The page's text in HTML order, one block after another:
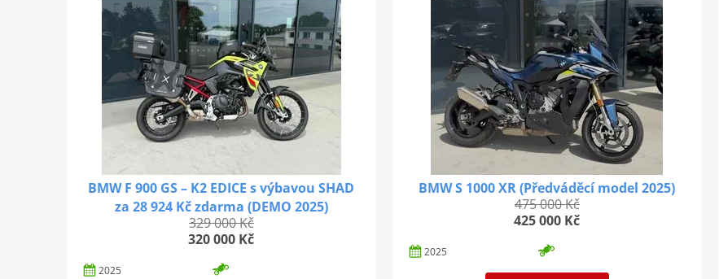
BMW F 900 GS – K2 EDICE s výbavou SHAD
za 28 924 Kč zdarma (DEMO 2025)
329 000 Kč
320 000 Kč
2025
BMW S 1000 XR (Předváděcí model 2025)
475 000 Kč
425 000 Kč
2025